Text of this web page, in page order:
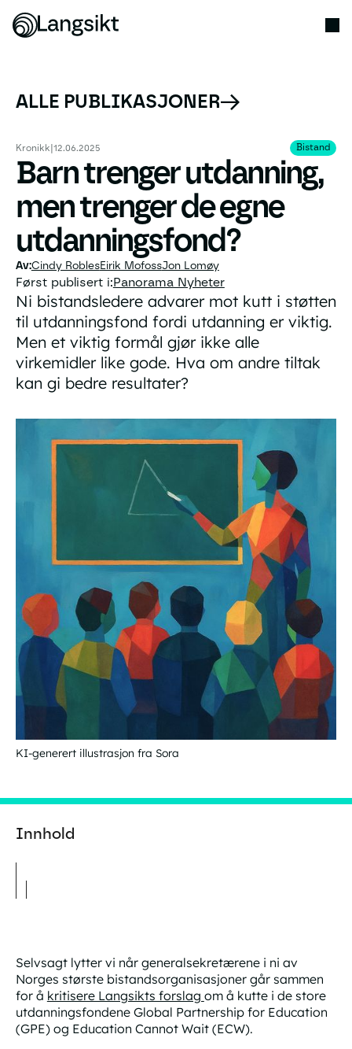
ALLE PUBLIKASJONER
Kronikk|12.06.2025 Bistand
Bistand
Barn trenger utdanning,
men trenger de egne
utdanningsfond?
Cindy RoblesEirik MofossJon Lomøy
Først publisert i:Panorama Nyheter
Ni bistandsledere advarer mot kutt i støtten
til utdanningsfond fordi utdanning er viktig.
Men et viktig formål gjør ikke alle
virkemidler like gode. Hva om andre tiltak
kan gi bedre resultater?
KI-generert illustrasjon fra Sora
Innhold
Selvsagt lytter vi når generalsekretærene i ni av
Norges største bistandsorganisasjoner går sammen
for å kritisere Langsikts forslag om å kutte i de store
utdanningsfondene Global Partnership for Education
(GPE) og Education Cannot Wait(ECW).